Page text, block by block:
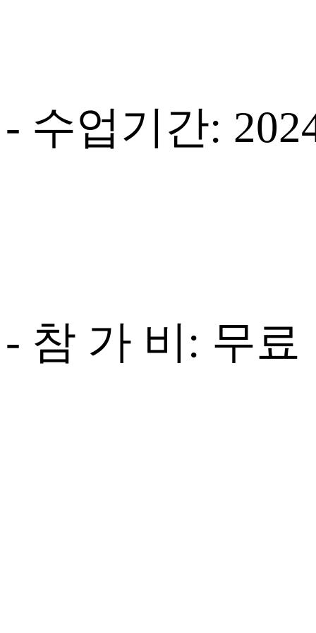
- 수업기간:
- 참 가 비: 무료